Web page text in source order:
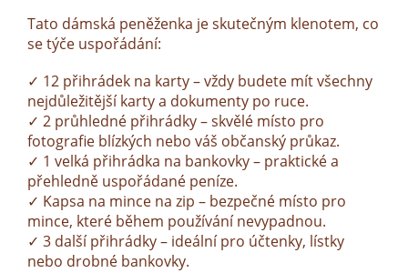
Tato dámská peněženka je skutečným klenotem, co
se týče uspořádání:
✓ 12 přihrádek na karty – vždy budete mít všechny
nejdůležitější karty a dokumenty po ruce.
✓ 2 průhledné přihrádky – skvělé místo pro
fotografie blízkých nebo váš občanský průkaz.
✓ 1 velká přihrádka na bankovky – praktické a
přehledně uspořádané peníze.
✓ Kapsa na mince na zip – bezpečné místo pro
mince, které během používání nevypadnou.
✓ 3 další přihrádky – ideální pro účtenky, lístky
nebo drobné bankovky.